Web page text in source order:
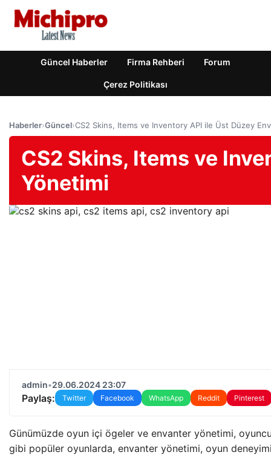
Güncel Haberler Firma Rehberi Forum
Çerez Politikası
Haberler›Güncel›CS2 Skins, Items ve Inventory API ile Üst Düzey
CS2 Skins, Items ve
Yönetimi
admin•29.06.2024 23:07
Paylaş: Twitter Facebook WhatsApp Reddit Pinterest
Günümüzde oyun içi ögeler ve envanter yönetimi,
gibi popüler oyunlarda, envanter yönetimi, oyun